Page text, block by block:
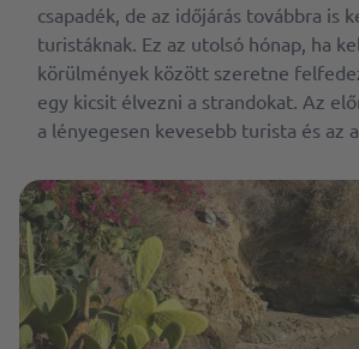
csapadék, de az időjárás továbbra is
turistáknak. Ez az utolsó hónap, ha
körülmények között szeretne
egy kicsit élvezni a strandokat. Az
a lényegesen kevesebb turista és az